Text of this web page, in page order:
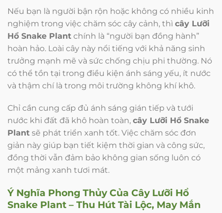
Nếu bạn là người bận rộn hoặc không có nhiều kinh
nghiệm trong việc chăm sóc cây cảnh, thì cây Lưỡi
Hổ Snake Plant chính là “người bạn đồng hành”
hoàn hảo. Loài cây này nổi tiếng với khả năng sinh
trưởng mạnh mẽ và sức chống chịu phi thường. Nó
có thể tồn tại trong điều kiện ánh sáng yếu, ít nước
và thậm chí là trong môi trường không khí khô.
Chỉ cần cung cấp đủ ánh sáng gián tiếp và tưới
nước khi đất đã khô hoàn toàn, cây Lưỡi Hổ Snake
Plant sẽ phát triển xanh tốt. Việc chăm sóc đơn
giản này giúp bạn tiết kiệm thời gian và công sức,
đồng thời vẫn đảm bảo không gian sống luôn có
một mảng xanh tươi mát.
Ý Nghĩa Phong Thủy Của Cây Lưỡi Hổ
Snake Plant – Thu Hút Tài Lộc, May Mắn